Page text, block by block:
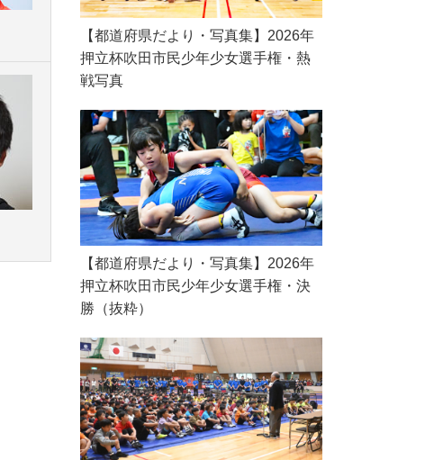
【都道府県だより・写真集】2026年
押立杯吹田市民少年少女選手権・熱
戦写真
【都道府県だより・写真集】2026年
押立杯吹田市民少年少女選手権・決
勝（抜粋）